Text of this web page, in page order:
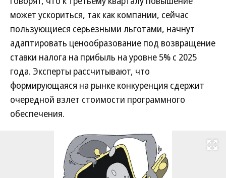
может ускориться, так как компании, сейчас
пользующиеся серьезными льготами, начнут
адаптировать ценообразование под возвращение
ставки налога на прибыль на уровне 5% с 2025
года. Эксперты рассчитывают, что
формирующаяся на рынке конкуренция сдержит
очередной взлет стоимости программного
обеспечения.
Развернуть